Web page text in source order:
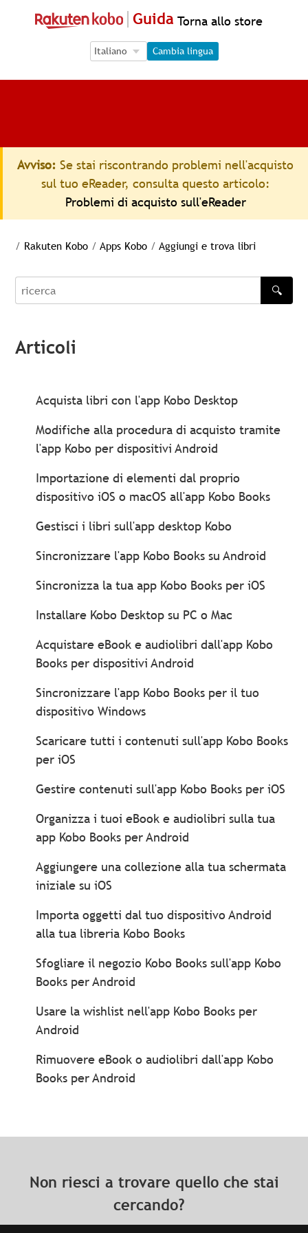
Guida Torna allo store
Language Selection
Language Selection
Cambia lingua
Avviso: Se stai riscontrando problemi nell'acquisto
sul tuo eReader, consulta questo articolo:
Problemi di acquisto sull'eReader
/ Rakuten Kobo / Apps Kobo / Aggiungi e trova libri
recherche
🔍
Articoli
Acquista libri con l'app Kobo Desktop
Modifiche alla procedura di acquisto tramite
l'app Kobo per dispositivi Android
Importazione di elementi dal proprio
dispositivo iOS o macOS all'app Kobo Books
Gestisci i libri sull'app desktop Kobo
Sincronizzare l'app Kobo Books su Android
Sincronizza la tua app Kobo Books per iOS
Installare Kobo Desktop su PC o Mac
Acquistare eBook e audiolibri dall'app Kobo
Books per dispositivi Android
Sincronizzare l'app Kobo Books per il tuo
dispositivo Windows
Scaricare tutti i contenuti sull'app Kobo Books
per iOS
Gestire contenuti sull'app Kobo Books per iOS
Organizza i tuoi eBook e audiolibri sulla tua
app Kobo Books per Android
Aggiungere una collezione alla tua schermata
iniziale su iOS
Importa oggetti dal tuo dispositivo Android
alla tua libreria Kobo Books
Sfogliare il negozio Kobo Books sull'app Kobo
Books per Android
Usare la wishlist nell'app Kobo Books per
Android
Rimuovere eBook o audiolibri dall'app Kobo
Books per Android
Non riesci a trovare quello che stai
cercando?